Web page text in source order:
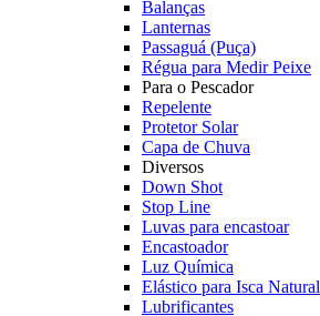
Balanças
Lanternas
Passaguá (Puça)
Régua para Medir Peixe
Para o Pescador
Repelente
Protetor Solar
Capa de Chuva
Diversos
Down Shot
Stop Line
Luvas para encastoar
Encastoador
Luz Química
Elástico para Isca Natural
Lubrificantes